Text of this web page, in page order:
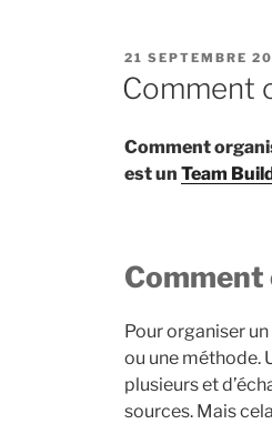
PUBLIÉ
LE
21 SEPTEMBRE
Comment
Comment
est un Team
Comment
Pour organiser
ou une méthode.
plusieurs et
sources. Mais